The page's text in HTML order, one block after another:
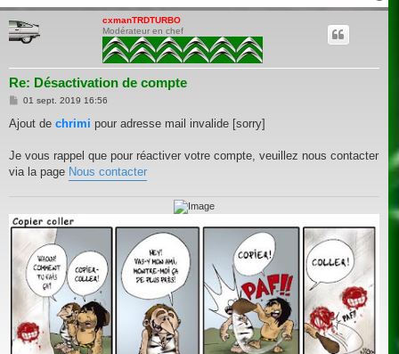
a
cxmanTRDTURBO
Modérateur en chef
Re: Désactivation de compte
M
s
g
01 sept. 2019 16:56
Ajout de chrimi pour adresse mail invalide [sorry]
Je vous rappel que pour réactiver votre compte, veuillez nous contacter
via la page Nous contacter